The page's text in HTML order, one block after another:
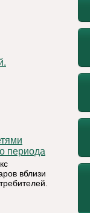
периода
вблизи